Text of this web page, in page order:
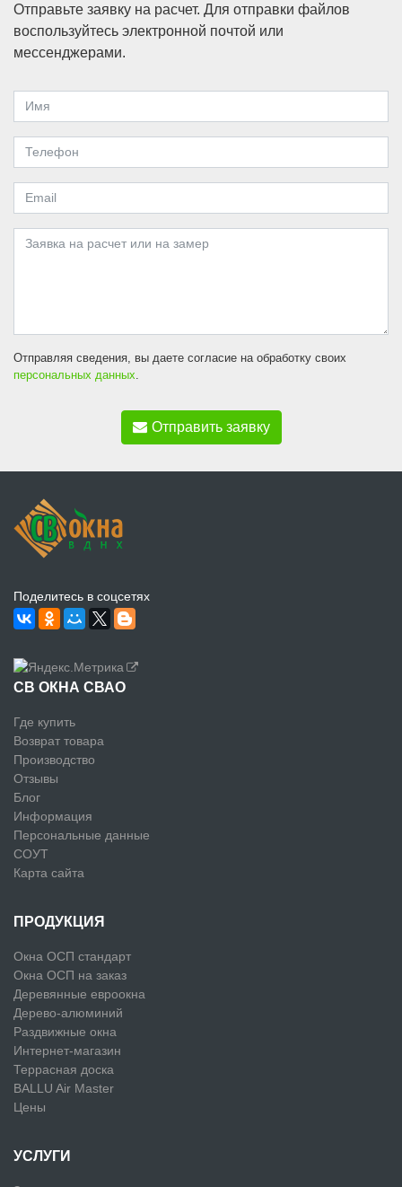
Отправьте заявку на расчет. Для отправки файлов
воспользуйтесь электронной почтой или
мессенджерами.
Отправляя сведения, вы даете согласие на обработку своих
персональных данных
Отправить заявку
Поделитесь в соцсетях
СВ ОКНА СВАО
Где купить
Возврат товара
Производство
Отзывы
Блог
Информация
Персональные данные
СОУТ
Карта сайта
ПРОДУКЦИЯ
Окна ОСП стандарт
Окна ОСП на заказ
Деревянные евроокна
Дерево-алюминий
Раздвижные окна
Интернет-магазин
Террасная доска
BALLU Air Master
Цены
УСЛУГИ